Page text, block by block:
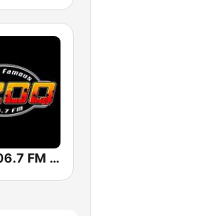
KROQ 106.7 FM (US Only)